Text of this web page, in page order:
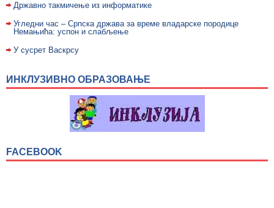
Државно такмичење из информатике
Угледни час – Српска држава за време владарске породице
Немањића: успон и слабљење
У сусрет Васкрсу
ИНКЛУЗИВНО ОБРАЗОВАЊЕ
FACEBOOK